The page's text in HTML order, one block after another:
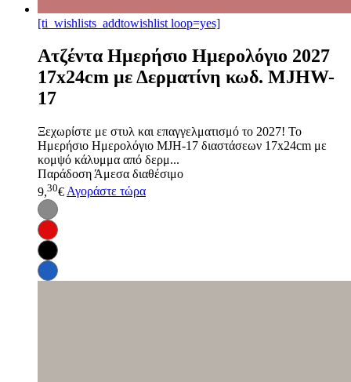
[ti_wishlists_addtowishlist loop=yes]
Ατζέντα Ημερήσιο Ημερολόγιο 2027
17x24cm με Δερματίνη κωδ. ΜJHW-
17
Ξεχωρίστε με στυλ και επαγγελματισμό το 2027! Το
Ημερήσιο Ημερολόγιο MJH-17 διαστάσεων 17x24cm με
κομψό κάλυμμα από δερμ...
Παράδοση Άμεσα διαθέσιμο
9,30€Αγοράστε τώρα